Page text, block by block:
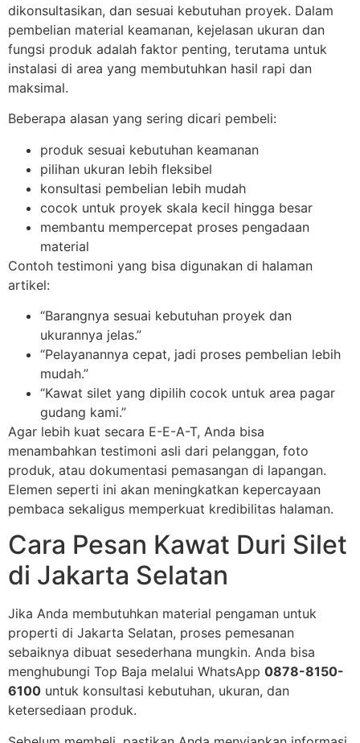
dikonsultasikan, dan sesuai kebutuhan proyek. Dalam
pembelian material keamanan, kejelasan ukuran dan
fungsi produk adalah faktor penting, terutama untuk
instalasi di area yang membutuhkan hasil rapi dan
maksimal.
Beberapa alasan yang sering dicari pembeli:
produk sesuai kebutuhan keamanan
pilihan ukuran lebih fleksibel
konsultasi pembelian lebih mudah
cocok untuk proyek skala kecil hingga besar
membantu mempercepat proses pengadaan
material
Contoh testimoni yang bisa digunakan di halaman
artikel:
“Barangnya sesuai kebutuhan proyek dan
ukurannya jelas.”
“Pelayanannya cepat, jadi proses pembelian lebih
mudah.”
“Kawat silet yang dipilih cocok untuk area pagar
gudang kami.”
Agar lebih kuat secara E-E-A-T, Anda bisa
menambahkan testimoni asli dari pelanggan, foto
produk, atau dokumentasi pemasangan di lapangan.
Elemen seperti ini akan meningkatkan kepercayaan
pembaca sekaligus memperkuat kredibilitas halaman.
Cara Pesan Kawat Duri Silet
di Jakarta Selatan
Jika Anda membutuhkan material pengaman untuk
properti di Jakarta Selatan, proses pemesanan
sebaiknya dibuat sesederhana mungkin. Anda bisa
menghubungi Top Baja melalui WhatsApp 0878-8150-
6100 untuk konsultasi kebutuhan, ukuran, dan
ketersediaan produk.